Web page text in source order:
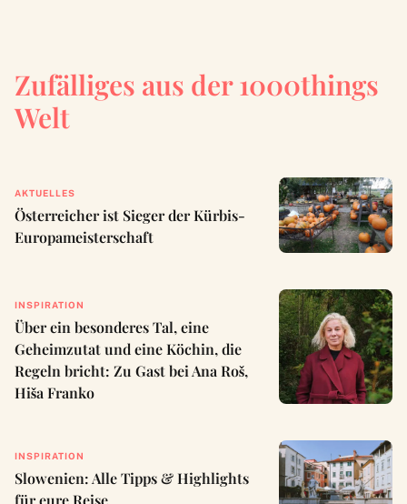
Zufälliges aus der 1000things
Welt
AKTUELLES
Österreicher ist Sieger der Kürbis-
Europameisterschaft
INSPIRATION
Über ein besonderes Tal, eine
Geheimzutat und eine Köchin, die
Regeln bricht: Zu Gast bei Ana Roš,
Hiša Franko
INSPIRATION
Slowenien: Alle Tipps & Highlights
für eure Reise